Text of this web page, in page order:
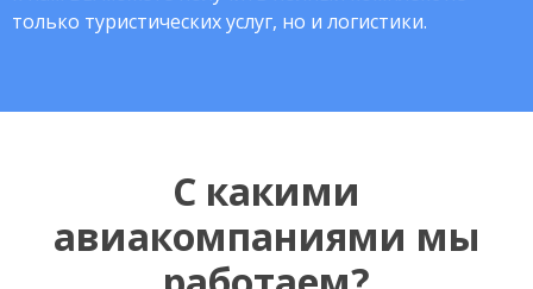
только туристических услуг, но и логистики.
С какими
авиакомпаниями мы